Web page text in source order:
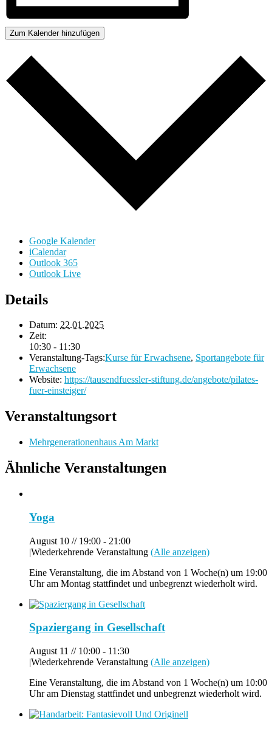
Zum Kalender hinzufügen
Google Kalender
iCalendar
Outlook 365
Outlook Live
Details
Datum: 22.01.2025
Zeit:
10:30 - 11:30
Veranstaltung-Tags:Kurse für Erwachsene, Sportangebote für
Erwachsene
Website: https://tausendfuessler-stiftung.de/angebote/pilates-
fuer-einsteiger/
Veranstaltungsort
Mehrgenerationenhaus Am Markt
Ähnliche Veranstaltungen
Yoga
August 10 // 19:00 - 21:00
|Wiederkehrende Veranstaltung (Alle anzeigen)
Eine Veranstaltung, die im Abstand von 1 Woche(n) um 19:00
Uhr am Montag stattfindet und unbegrenzt wiederholt wird.
Spaziergang in Gesellschaft
August 11 // 10:00 - 11:30
|Wiederkehrende Veranstaltung (Alle anzeigen)
Eine Veranstaltung, die im Abstand von 1 Woche(n) um 10:00
Uhr am Dienstag stattfindet und unbegrenzt wiederholt wird.